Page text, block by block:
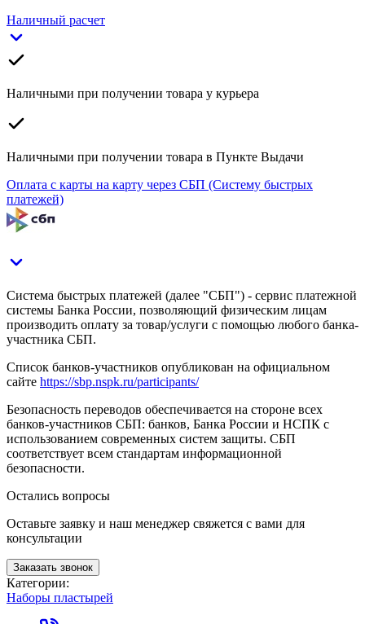
Наличный расчет
Наличными при получении товара у курьера
Наличными при получении товара в Пункте Выдачи
Оплата с карты на карту через СБП (Систему быстрых
платежей)
Система быстрых платежей (далее "СБП") - сервис платежной
системы Банка России, позволяющий физическим лицам
производить оплату за товар/услуги с помощью любого банка-
участника СБП.
Список банков-участников опубликован на официальном
сайте https://sbp.nspk.ru/participants/
Безопасность переводов обеспечивается на стороне всех
банков-участников СБП: банков, Банка России и НСПК с
использованием современных систем защиты. СБП
соответствует всем стандартам информационной
безопасности.
Остались вопросы
Оставьте заявку и наш менеджер свяжется с вами для
консультации
Заказать звонок
Категории:
Наборы пластырей